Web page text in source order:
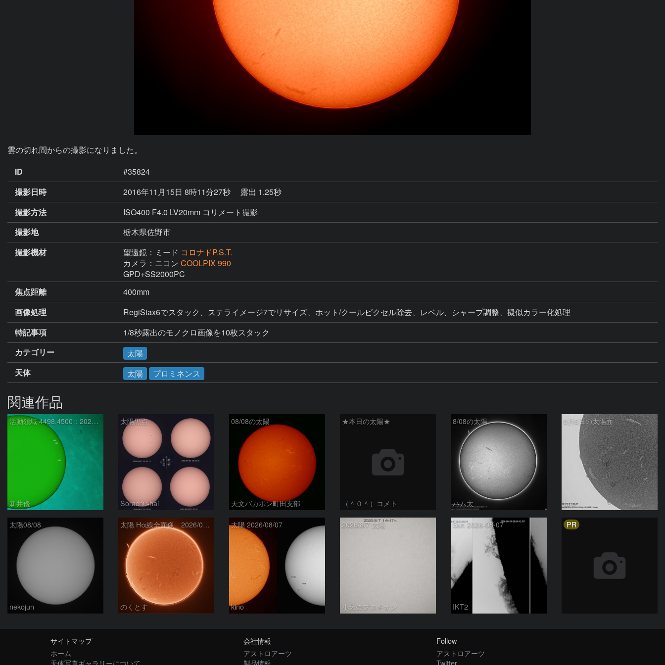
雲の切れ間からの撮影になりました。
ID
#35824
撮影日時
2016年11月15日 8時11分27秒
露出 1.25秒
撮影方法
ISO400 F4.0 LV20mm コリメート撮影
撮影地
栃木県佐野市
撮影機材
望遠鏡：ミード コロナドP.S.T.
カメラ：ニコン COOLPIX 990
GPD+SS2000PC
焦点距離
400mm
画像処理
RegiStax6でスタック、ステライメージ7でリサイズ、ホット/クールピクセル除去、レベル、シャープ調整、擬似カラー化処理
特記事項
1/8秒露出のモノクロ画像を10枚スタック
カテゴリー
太陽
天体
太陽 プロミネンス
関連作品
活動領域 4498,4500：2026/08/08
新井優
太陽黒点
Sorachu-hai
08/08の太陽
天文バカボン町田支部
★本日の太陽★
（＾０＾）コメト
8/08の太陽
ハム太
8月8日の太陽面
ta-o
太陽08/08
nekojun
太陽 Hα線全面像 2026/08/08
のくとす
太陽 2026/08/07
kino
2026/8/7 太陽
小犬のプロキオン
Sun 2026-08-07
IKT2
PR
サイトマップ
ホーム
天体写真ギャラリーについて
会社情報
アストロアーツ
製品情報
Follow
アストロアーツ
Twitter